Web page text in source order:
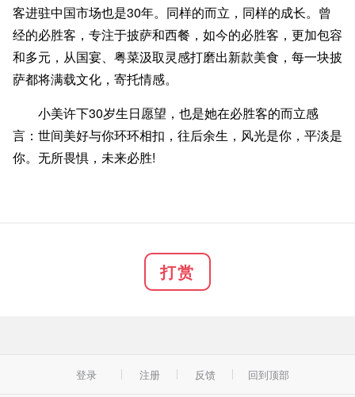
客进驻中国市场也是30年。同样的而立，同样的成长。曾
经的必胜客，专注于披萨和西餐，如今的必胜客，更加包容
和多元，从国宴、粤菜汲取灵感打磨出新款美食，每一块披
萨都将满载文化，寄托情感。
小美许下30岁生日愿望，也是她在必胜客的而立感
言：世间美好与你环环相扣，往后余生，风光是你，平淡是
你。无所畏惧，未来必胜!
打赏
登录 注册 反馈 回到顶部